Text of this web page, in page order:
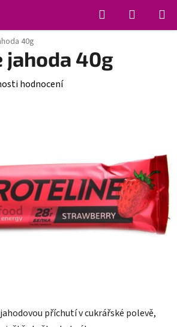
Hledat
KOŠÍK
40g
příchutí v cukrářské polevě,
40g
hodnocení